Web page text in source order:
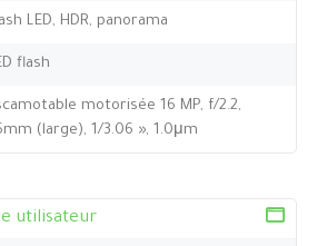
LED, HDR, panorama
flash
motorisée 16 MP, f/2.2,
(large), 1/3.06 », 1.0μm
utilisateur